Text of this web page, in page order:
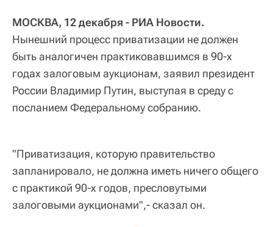
МОСКВА, 12 декабря - РИА Новости.
Нынешний процесс приватизации не должен
быть аналогичен практиковавшимся в 90-х
годах залоговым аукционам, заявил президент
России Владимир Путин, выступая в среду с
посланием Федеральному собранию.
"Приватизация, которую правительство
запланировало, не должна иметь ничего общего
с практикой 90-х годов, пресловутыми
залоговыми аукционами",- сказал он.